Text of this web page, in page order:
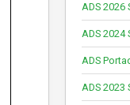
ADS 2026
ADS 2024
ADS
ADS 2023